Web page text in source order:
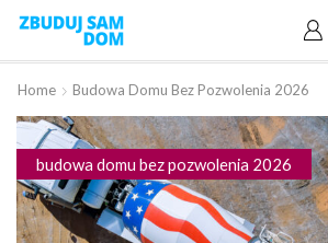
Home Budowa Domu Bez Pozwolenia 2026
budowa domu bez pozwolenia 2026